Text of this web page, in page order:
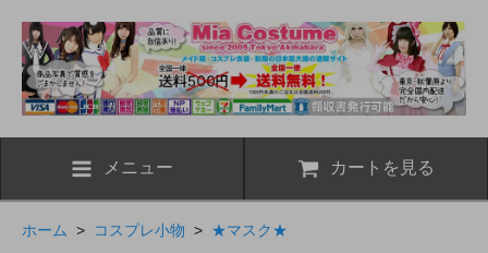
メニュー カートを見る
ホーム > コスプレ小物 > ★マスク★